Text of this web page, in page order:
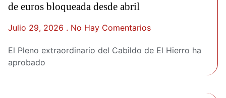
de euros bloqueada desde abril
Julio 29, 2026 No Hay Comentarios
El Pleno extraordinario del Cabildo de El Hierro ha
aprobado